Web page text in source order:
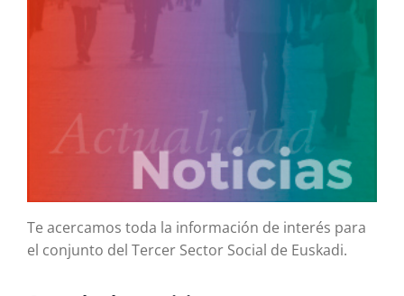
Te acercamos toda la información de interés para
el conjunto del Tercer Sector Social de Euskadi.